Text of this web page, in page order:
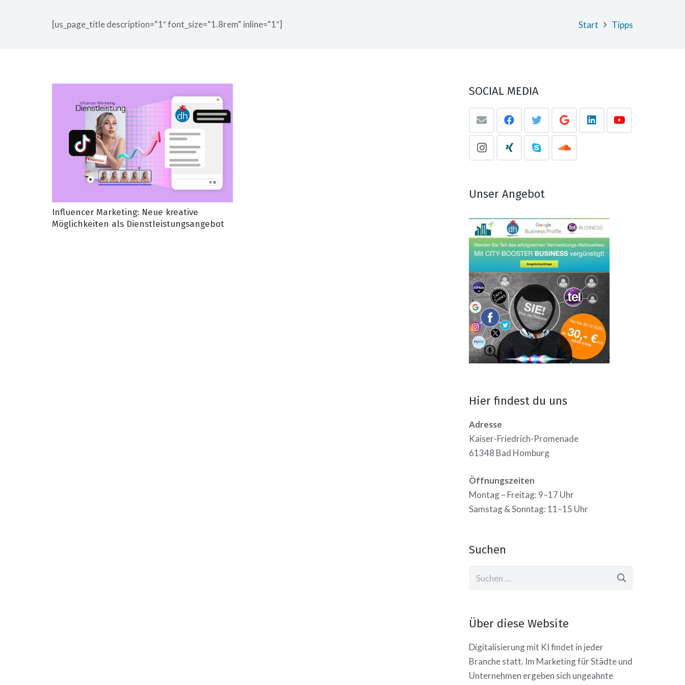
[us_page_title description=“1″ font_size=“1.8rem“ inline=“1″] Start Tipps
Influencer Marketing: Neue kreative
Möglichkeiten als Dienstleistungsangebot
SOCIAL MEDIA
Unser Angebot
Hier findest du uns
Adresse
Kaiser-Friedrich-Promenade
61348 Bad Homburg
Öffnungszeiten
Montag – Freitag: 9–17 Uhr
Samstag & Sonntag: 11–15 Uhr
Suchen
Suchen
Über diese Website
Digitalisierung mit KI findet in jeder
Branche statt. Im Marketing für Städte und
Unternehmen ergeben sich ungeahnte